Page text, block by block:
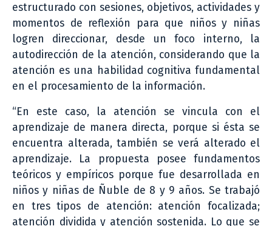
estructurado con sesiones, objetivos, actividades y
momentos de reflexión para que niños y niñas
logren direccionar, desde un foco interno, la
autodirección de la atención, considerando que la
atención es una habilidad cognitiva fundamental
en el procesamiento de la información.
“En este caso, la atención se vincula con el
aprendizaje de manera directa, porque si ésta se
encuentra alterada, también se verá alterado el
aprendizaje. La propuesta posee fundamentos
teóricos y empíricos porque fue desarrollada en
niños y niñas de Ñuble de 8 y 9 años. Se trabajó
en tres tipos de atención: atención focalizada;
atención dividida y atención sostenida. Lo que se